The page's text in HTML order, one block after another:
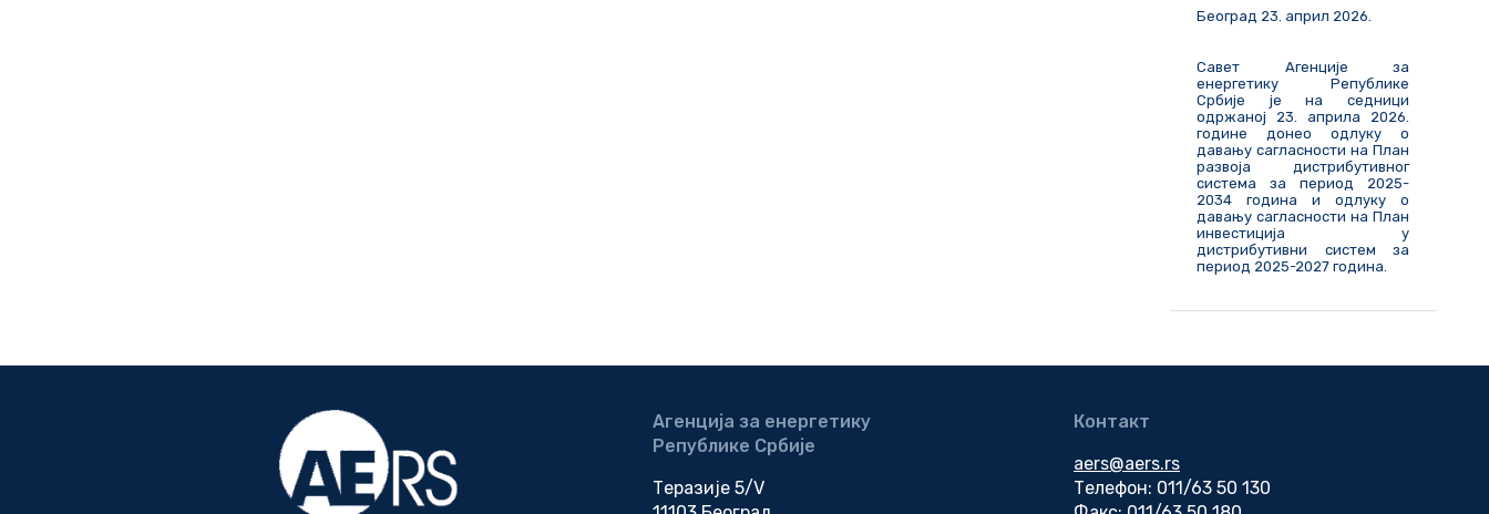
Београд 23. април 2026.
Савет Агенције за
енергетику Републике
Србије је на седници
одржаној 23. априла 2026.
године донео одлуку о
давању сагласности на План
развоја дистрибутивног
система за период 2025-
2034 година и одлуку о
давању сагласности на План
инвестиција у
дистрибутивни систем за
период 2025-2027 година.
Агенција за енергетику
Републике Србије
Теразије 5/V
Контакт
aers@aers.rs
Телефон: 011/63 50 130